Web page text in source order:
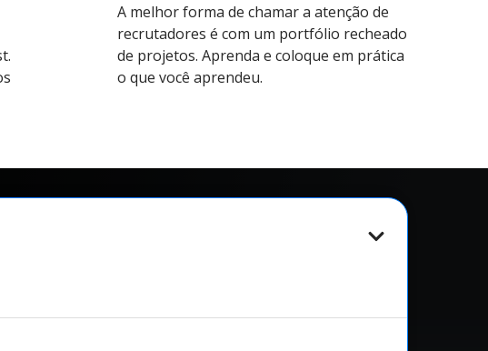
A melhor forma de chamar a atenção de
recrutadores é com um portfólio recheado
de projetos. Aprenda e coloque em prática
o que você aprendeu.